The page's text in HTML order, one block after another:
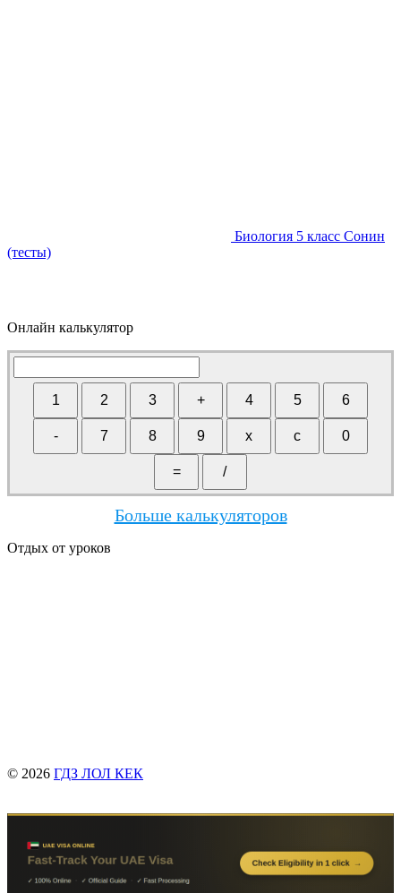
Биология 5 класс Сонин
(тесты)
Онлайн калькулятор
Больше калькуляторов
Отдых от уроков
© 2026 ГДЗ ЛОЛ КЕК